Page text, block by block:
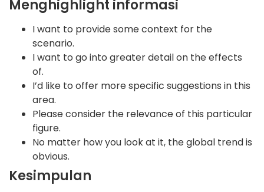
Menghighlight informasi
I want to provide some context for the
scenario.
I want to go into greater detail on the effects
of.
I’d like to offer more specific suggestions in this
area.
Please consider the relevance of this particular
figure.
No matter how you look at it, the global trend is
obvious.
Kesimpulan